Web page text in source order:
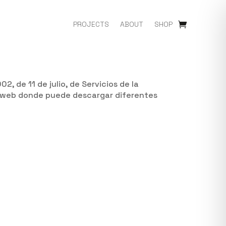
PROJECTS ABOUT SHOP
de 11 de julio, de Servicios de la
donde puede descargar diferentes